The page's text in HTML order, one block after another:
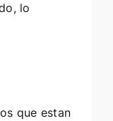
lo
que estan